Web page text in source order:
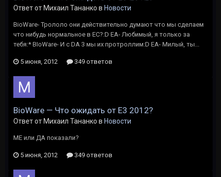
Ответ от Михаил Тананко в Новости
BioWare- Трололо они действительно думают что мы сделаем
что нибудь нормальное в ЕС?:D ЕА- Любимый, я только за
тебя:* BIoWare- И с DA 3 мы их протроллим:D EA- Милый, ты...
5 июня, 2012 349 ответов
BioWare — Что ожидать от Е3 2012?
Ответ от Михаил Тананко в Новости
МЕ или ДА показали?
5 июня, 2012 349 ответов